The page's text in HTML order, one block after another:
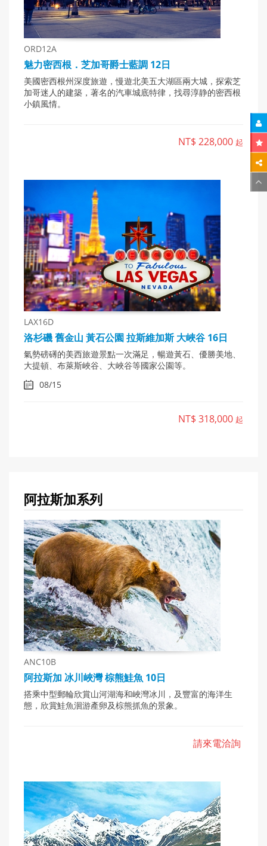
ORD12A
魅力密西根．芝加哥爵士藍調 12日
美國密西根州深度旅遊，慢遊北美五大湖區兩大城，探索芝
加哥迷人的建築，著名的汽車城底特律，找尋淳静的密西根
小鎮風情。
NT$ 228,000 起
LAX16D
洛杉磯 舊金山 黃石公園 拉斯維加斯 大峽谷 16日
氣勢磅礡的美西旅遊景點一次滿足，暢遊黃石、優勝美地、
大提頓、布萊斯峽谷、大峽谷等國家公園等。
08/15
NT$ 318,000 起
阿拉斯加系列
ANC10B
阿拉斯加 冰川峽灣 棕熊鮭魚 10日
搭乘中型郵輪欣賞山河湖海和峽灣冰川，及豐富的海洋生
態，欣賞鮭魚洄游產卵及棕熊抓魚的景象。
請來電洽詢